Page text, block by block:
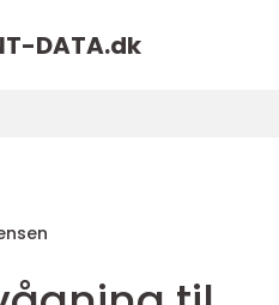
DATA.dk